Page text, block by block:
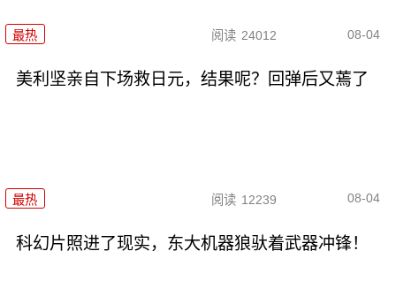
最热 阅读 24012 08-04
美利坚亲自下场救日元，结果呢？回弹后又蔫了
最热 阅读 12239 08-04
科幻片照进了现实，东大机器狼驮着武器冲锋！